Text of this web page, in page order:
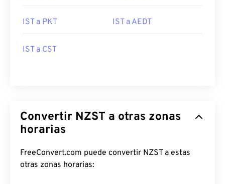
IST a PKT IST a AEDT
IST a CST
Convertir NZST a otras zonas
horarias
FreeConvert.com puede convertir NZST a estas
otras zonas horarias: